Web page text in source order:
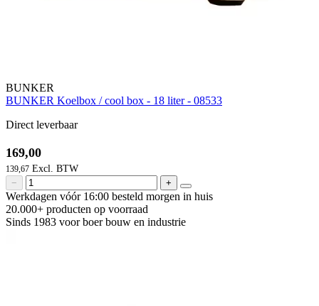
BUNKER
BUNKER Koelbox / cool box - 18 liter - 08533
Direct leverbaar
169,00
139,67
− +
Werkdagen vóór 16:00 besteld morgen in huis
20.000+ producten op voorraad
Sinds 1983 voor boerbouw en industrie